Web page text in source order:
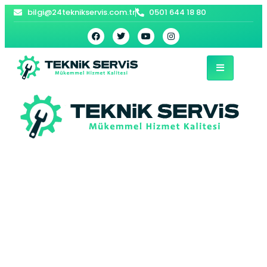
bilgi@24teknikservis.com.tr 0501 644 18 80